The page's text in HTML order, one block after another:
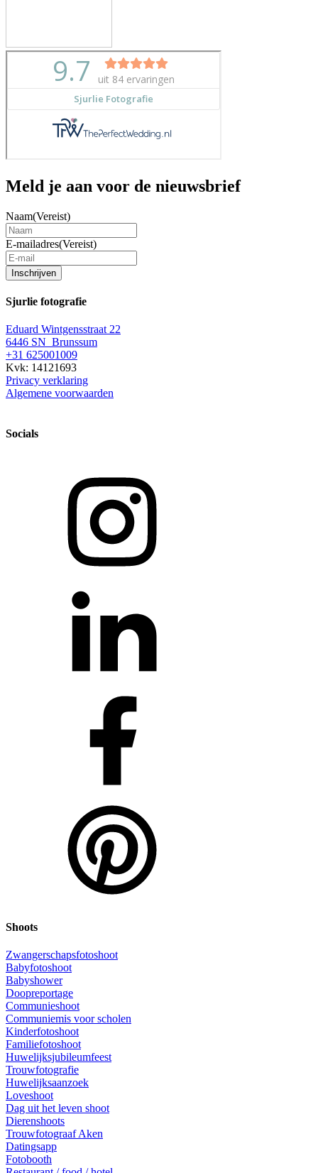
Meld je aan voor de nieuwsbrief
Naam(Vereist)
E-mailadres(Vereist)
Inschrijven
Sjurlie fotografie
Eduard Wintgensstraat 22
6446 SN Brunssum
+31 625001009
Kvk: 14121693
Privacy verklaring
Algemene voorwaarden
Socials
Shoots
Zwangerschapsfotoshoot
Babyfotoshoot
Babyshower
Doopreportage
Communieshoot
Communiemis voor scholen
Kinderfotoshoot
Familiefotoshoot
Huwelijksjubileumfeest
Trouwfotografie
Huwelijksaanzoek
Loveshoot
Dag uit het leven shoot
Dierenshoots
Trouwfotograaf Aken
Datingsapp
Fotobooth